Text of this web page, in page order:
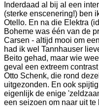
Inderdaad al bij al een
(sterke enscenering!) ben
Otello. En na die Elektra
Boheme was één van de
Carsen - altijd mooi om
had ik wel Tannhauser
Beito gehad, maar wie
geval een extreem
Otto Schenk, die rond
uitgezonden. En ook
eigenlijk de enige
een seizoen om naar uit te